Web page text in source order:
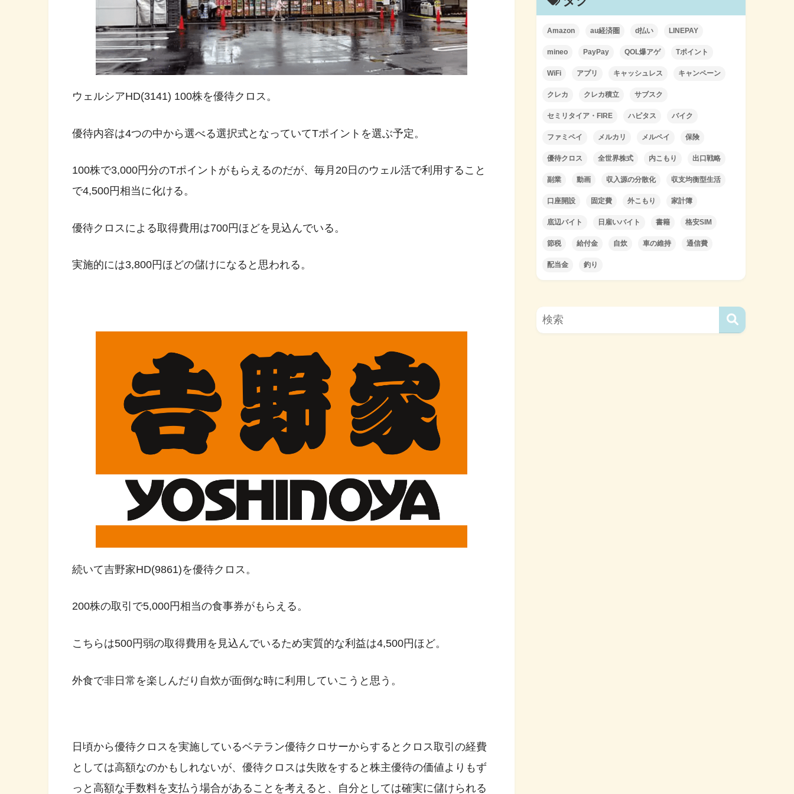
ウェルシアHD(3141) 100株を優待クロス。
優待内容は4つの中から選べる選択式となっていてTポイントを選ぶ予定。
100株で3,000円分のTポイントがもらえるのだが、毎月20日のウェル活で利用すること
で4,500円相当に化ける。
優待クロスによる取得費用は700円ほどを見込んでいる。
実施的には3,800円ほどの儲けになると思われる。
続いて吉野家HD(9861)を優待クロス。
200株の取引で5,000円相当の食事券がもらえる。
こちらは500円弱の取得費用を見込んでいるため実質的な利益は4,500円ほど。
外食で非日常を楽しんだり自炊が面倒な時に利用していこうと思う。
日頃から優待クロスを実施しているベテラン優待クロサーからするとクロス取引の経費
としては高額なのかもしれないが、優待クロスは失敗をすると株主優待の価値よりもず
っと高額な手数料を支払う場合があることを考えると、自分としては確実に儲けられる
Amazon au経済圏 d払い LINEPAY
mineo PayPay QOL爆アゲ Tポイント
WiFi アプリ キャッシュレス キャンペーン
クレカ クレカ積立 サブスク
セミリタイア・FIRE ハピタス バイク
ファミペイ メルカリ メルペイ 保険
優待クロス 全世界株式 内こもり 出口戦略
副業 動画 収入源の分散化 収支均衡型生活
口座開設 固定費 外こもり 家計簿
底辺バイト 日雇いバイト 書籍 格安SIM
節税 給付金 自炊 車の維持 通信費
配当金 釣り